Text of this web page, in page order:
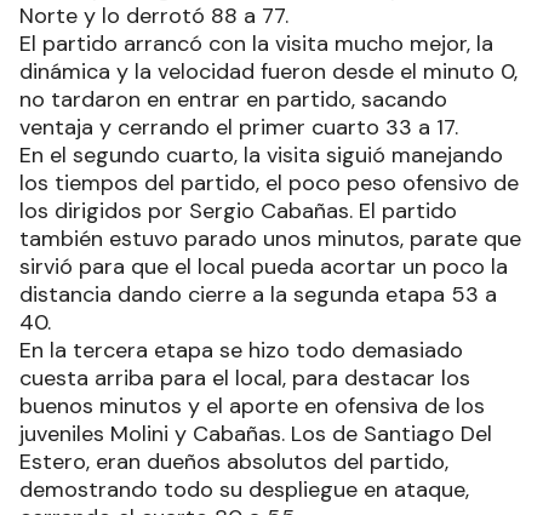
Norte y lo derrotó 88 a 77.
El partido arrancó con la visita mucho mejor, la
dinámica y la velocidad fueron desde el minuto 0,
no tardaron en entrar en partido, sacando
ventaja y cerrando el primer cuarto 33 a 17.
En el segundo cuarto, la visita siguió manejando
los tiempos del partido, el poco peso ofensivo de
los dirigidos por Sergio Cabañas. El partido
también estuvo parado unos minutos, parate que
sirvió para que el local pueda acortar un poco la
distancia dando cierre a la segunda etapa 53 a
40.
En la tercera etapa se hizo todo demasiado
cuesta arriba para el local, para destacar los
buenos minutos y el aporte en ofensiva de los
juveniles Molini y Cabañas. Los de Santiago Del
Estero, eran dueños absolutos del partido,
demostrando todo su despliegue en ataque,